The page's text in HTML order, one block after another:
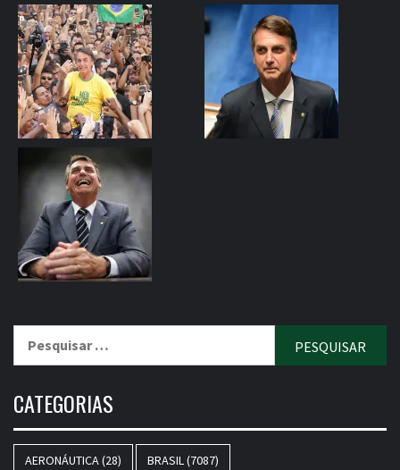
por:
CATEGORIAS
AERONÁUTICA (28) BRASIL (7087)